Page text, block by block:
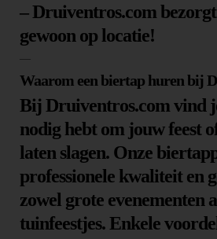
– Druiventros.com
gewoon op locatie!
—
Waarom een biertap huren bij
Bij Druiventros.com vind
nodig hebt om jouw feest
laten slagen. Onze
professionele kwaliteit en
zowel grote evenementen
tuinfeestjes. Enkele